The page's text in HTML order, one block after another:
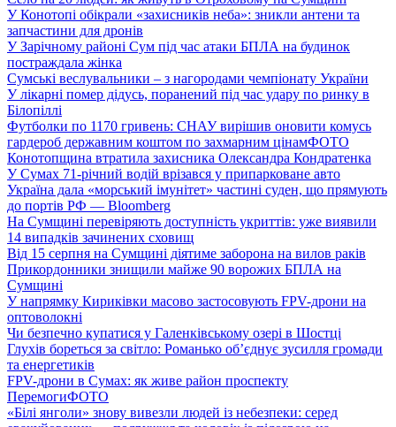
У Конотопі обікрали «захисників неба»: зникли антени та
запчастини для дронів
У Зарічному районі Сум під час атаки БПЛА на будинок
постраждала жінка
Сумські веслувальники – з нагородами чемпіонату України
У лікарні помер дідусь, поранений під час удару по ринку в
Білопіллі
Футболки по 1170 гривень: СНАУ вирішив оновити комусь
гардероб державним коштом по захмарним цінамФОТО
Конотопщина втратила захисника Олександра Кондратенка
У Сумах 71-річний водій врізався у припарковане авто
Україна дала «морський імунітет» частині суден, що прямують
до портів РФ — Bloomberg
На Сумщині перевіряють доступність укриттів: уже виявили
14 випадків зачинених сховищ
Від 15 серпня на Сумщині діятиме заборона на вилов раків
Прикордонники знищили майже 90 ворожих БПЛА на
Сумщині
У напрямку Кириківки масово застосовують FPV-дрони на
оптоволокні
Чи безпечно купатися у Галенківському озері в Шостці
Глухів бореться за світло: Романько об’єднує зусилля громади
та енергетиків
FPV-дрони в Сумах: як живе район проспекту
ПеремогиФОТО
«Білі янголи» знову вивезли людей із небезпеки: серед